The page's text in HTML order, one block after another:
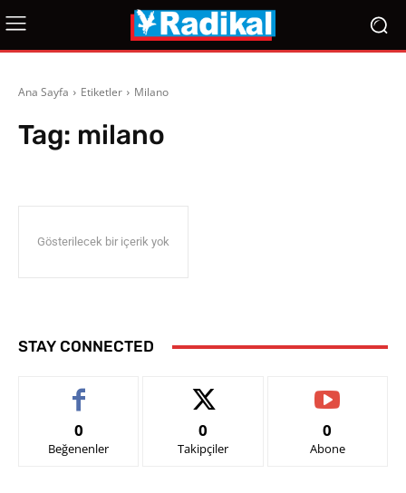
Ana Sayfa Etiketler Milano
Tag: milano
Gösterilecek bir içerik yok
STAY CONNECTED
0
Beğenenler
0
Takipçiler
0
Abone